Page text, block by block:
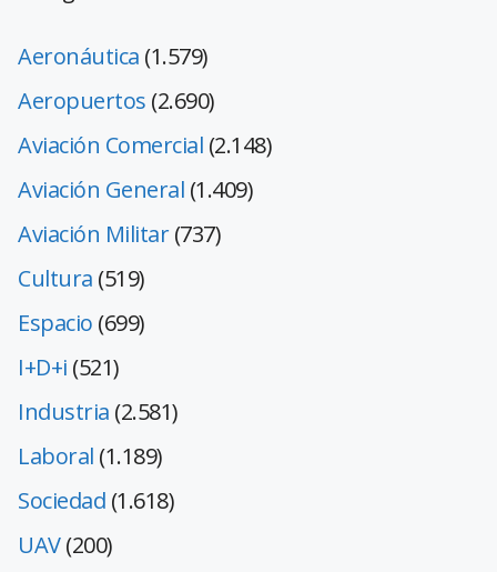
Aeronáutica (1.579)
Aeropuertos (2.690)
Aviación Comercial (2.148)
Aviación General (1.409)
Aviación Militar(737)
Cultura (519)
Espacio (699)
I+D+i (521)
Industria (2.581)
Laboral (1.189)
Sociedad (1.618)
UAV(200)